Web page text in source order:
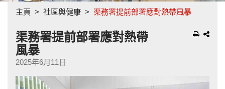
主頁 社區與健康 渠務署提前部署應對熱帶風暴
渠務署提前部署應對熱帶
風暴
2025年6月11日